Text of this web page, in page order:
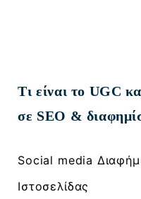
Τι είναι το UGC
σε SEO &
Social media
Ιστοσελίδας